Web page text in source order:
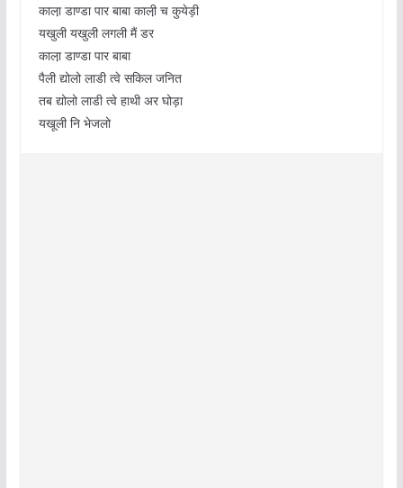
काला़ डाण्डा पार बाबा काली़ च कुयेड़ी
यखुली यखुली लगली मैं डर
काला़ डाण्डा पार बाबा
पैली द्योलो लाडी त्वे सकिल जनित
तब द्योलो लाडी त्वे हाथी अर घोड़ा
यखूली नि भेजलो